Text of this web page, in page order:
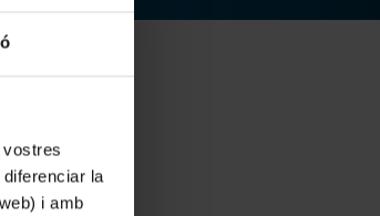
la
i amb